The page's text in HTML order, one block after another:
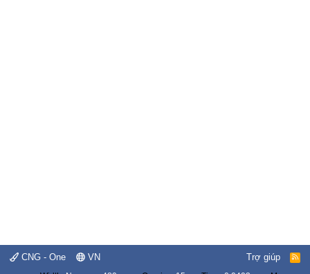
CNG - One VN Trợ giúp
R